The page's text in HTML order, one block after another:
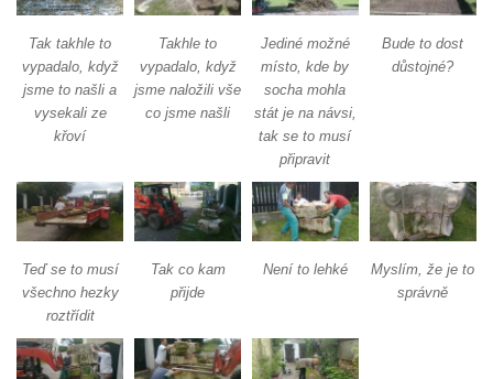
Socha Jana Valeria Jirsíka u Černé věže v
Českých Budějovicích
Socha Krista klesajícího pod křížem u
kostela svatého Mikuláše v Českých
Budějovicích
Socha svatého Jana Nepomuckého u
kostela svaté Rodiny v Českých
Budějovicích
Socha S tebou v parku na Senovážném
náměstí v Českých Budějovicích
Socha Tornádo v parku na Senovážném
náměstí v Českých Budějovicích
Tak takhle to
vypadalo, když
jsme to našli a
vysekali ze
křoví
Takhle to
vypadalo, když
jsme naložili vše
co jsme našli
Jediné možné
místo, kde by
socha mohla
stát je na návsi,
tak se to musí
připravit
Bude to dost
důstojné?
Teď se to musí
všechno hezky
roztřídit
Tak co kam
přijde
Není to lehké
Myslím, že je to
správně